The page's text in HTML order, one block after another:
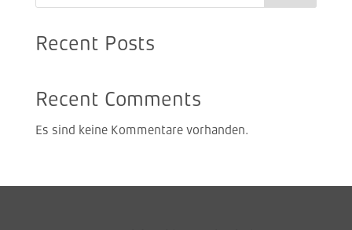
Recent Posts
Recent Comments
Es sind keine Kommentare vorhanden.